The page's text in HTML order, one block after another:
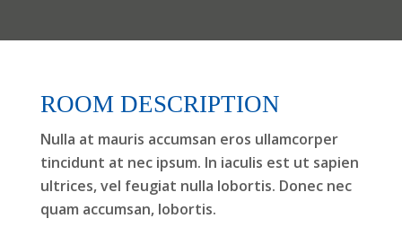
ROOM DESCRIPTION
Nulla at mauris accumsan eros ullamcorper
tincidunt at nec ipsum. In iaculis est ut sapien
ultrices, vel feugiat nulla lobortis. Donec nec
quam accumsan, lobortis.